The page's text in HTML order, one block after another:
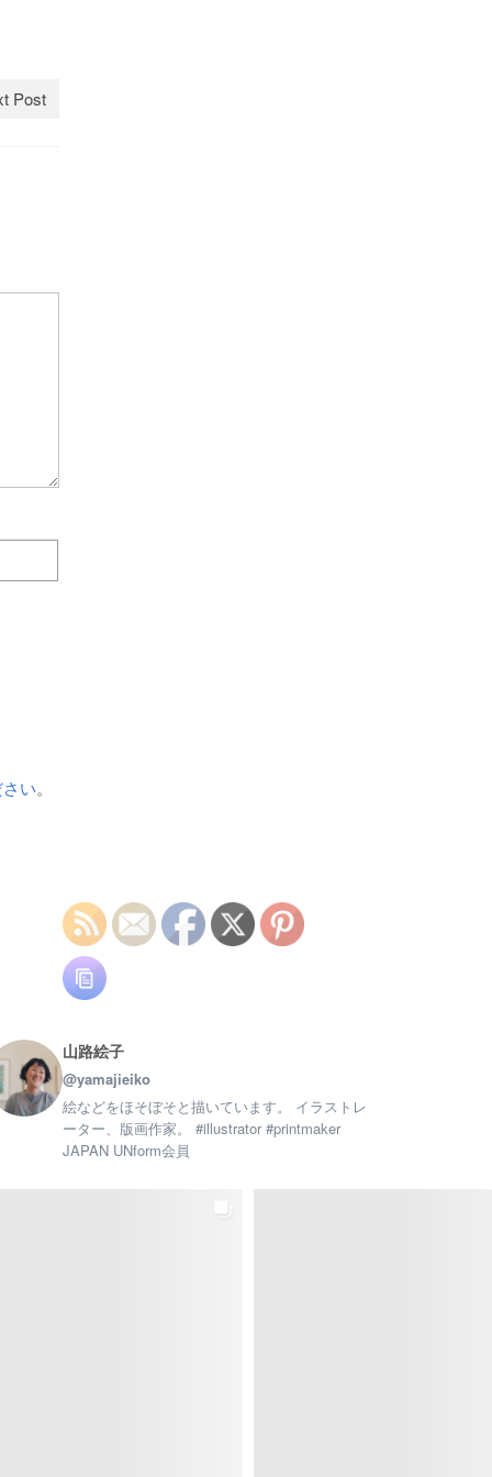
Post
い。
山路絵子
@yamajieiko
絵などをほそぼそと描いています。 イラストレ
ーター、版画作家。 #illustrator #printmaker
JAPAN UNform会員